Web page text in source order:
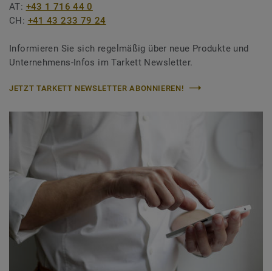
AT: +43 1 716 44 0
CH: +41 43 233 79 24
Informieren Sie sich regelmäßig über neue Produkte und
Unternehmens-Infos im Tarkett Newsletter.
JETZT TARKETT NEWSLETTER ABONNIEREN!